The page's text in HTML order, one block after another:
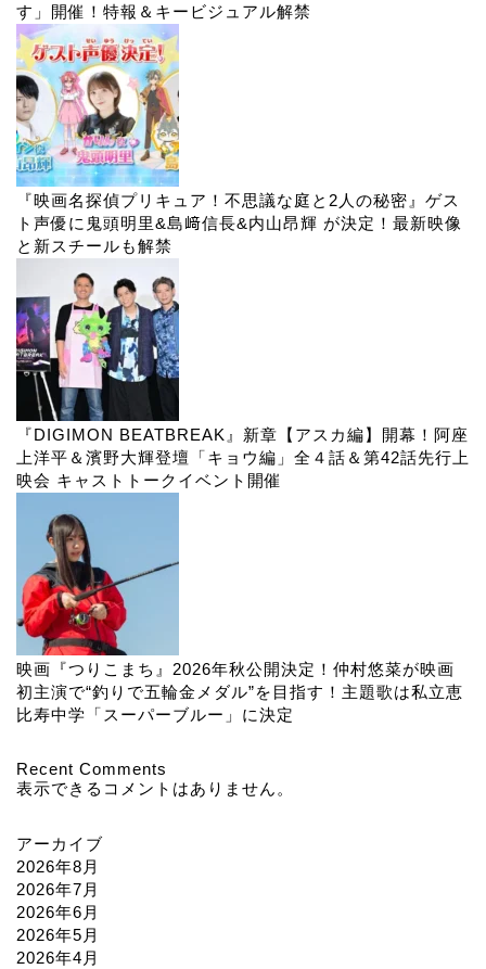
す」開催！特報＆キービジュアル解禁
『映画名探偵プリキュア！不思議な庭と2人の秘密』ゲス
ト声優に鬼頭明里&島﨑信長&内山昂輝 が決定！最新映像
と新スチールも解禁
『DIGIMON BEATBREAK』新章【アスカ編】開幕！阿座
上洋平＆濱野大輝登壇「キョウ編」全４話＆第42話先行上
映会 キャストトークイベント開催
映画『つりこまち』2026年秋公開決定！仲村悠菜が映画
初主演で“釣りで五輪金メダル”を目指す！主題歌は私立恵
比寿中学「スーパーブルー」に決定
Recent Comments
表示できるコメントはありません。
アーカイブ
2026年8月
2026年7月
2026年6月
2026年5月
2026年4月